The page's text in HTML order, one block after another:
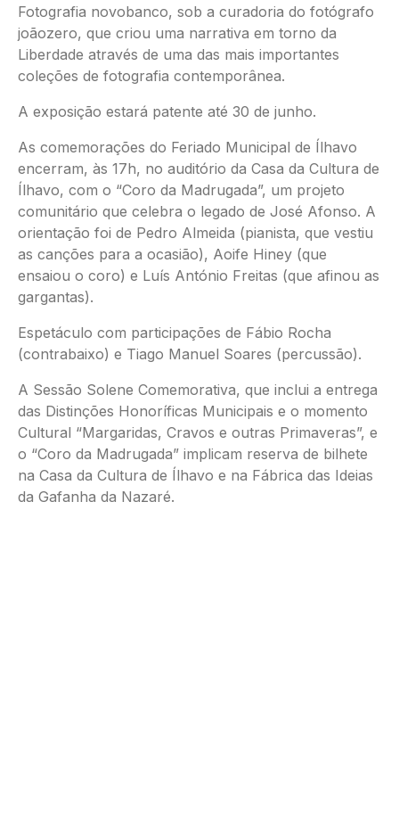
Fotografia novobanco, sob a curadoria do fotógrafo
joãozero, que criou uma narrativa em torno da
Liberdade através de uma das mais importantes
coleções de fotografia contemporânea.
A exposição estará patente até 30 de junho.
As comemorações do Feriado Municipal de Ílhavo
encerram, às 17h, no auditório da Casa da Cultura de
Ílhavo, com o “Coro da Madrugada”, um projeto
comunitário que celebra o legado de José Afonso. A
orientação foi de Pedro Almeida (pianista, que vestiu
as canções para a ocasião), Aoife Hiney (que
ensaiou o coro) e Luís António Freitas (que afinou as
gargantas).
Espetáculo com participações de Fábio Rocha
(contrabaixo) e Tiago Manuel Soares (percussão).
A Sessão Solene Comemorativa, que inclui a entrega
das Distinções Honoríficas Municipais e o momento
Cultural “Margaridas, Cravos e outras Primaveras”, e
o “Coro da Madrugada” implicam reserva de bilhete
na Casa da Cultura de Ílhavo e na Fábrica das Ideias
da Gafanha da Nazaré.